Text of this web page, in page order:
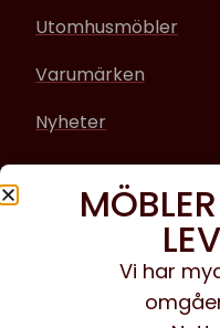
Utomhusmöbler
Varumärken
Nyheter
Sociala media
Facebook
Instagram
Vi har